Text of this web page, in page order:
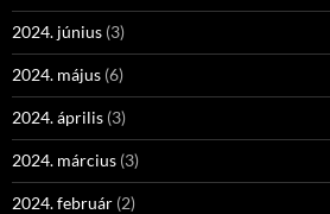
2024. június (3)
2024. május (6)
2024. április (3)
2024. március (3)
2024. február (2)